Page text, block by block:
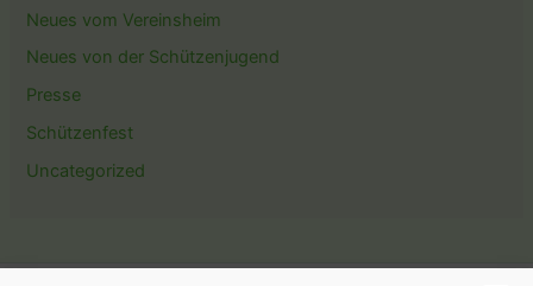
Neues vom Vereinsheim
Neues von der Schützenjugend
Presse
Schützenfest
Uncategorized